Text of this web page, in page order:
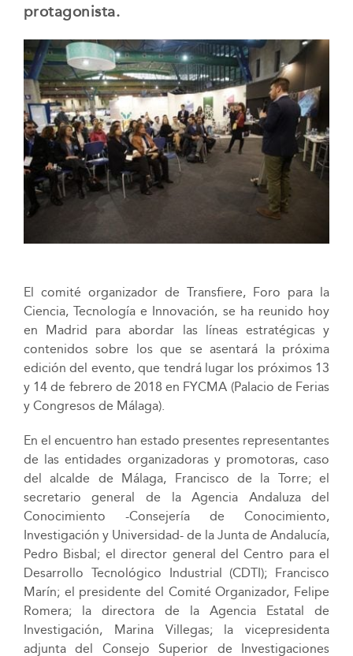
protagonista.
El comité organizador de Transfiere, Foro para la
Ciencia, Tecnología e Innovación, se ha reunido hoy
en Madrid para abordar las líneas estratégicas y
contenidos sobre los que se asentará la próxima
edición del evento, que tendrá lugar los próximos 13
y 14 de febrero de 2018 en FYCMA (Palacio de Ferias
y Congresos de Málaga).
En el encuentro han estado presentes representantes
de las entidades organizadoras y promotoras, caso
del alcalde de Málaga, Francisco de la Torre; el
secretario general de la Agencia Andaluza del
Conocimiento -Consejería de Conocimiento,
Investigación y Universidad- de la Junta de Andalucía,
Pedro Bisbal; el director general del Centro para el
Desarrollo Tecnológico Industrial (CDTI); Francisco
Marín; el presidente del Comité Organizador, Felipe
Romera; la directora de la Agencia Estatal de
Investigación, Marina Villegas; la vicepresidenta
adjunta del Consejo Superior de Investigaciones